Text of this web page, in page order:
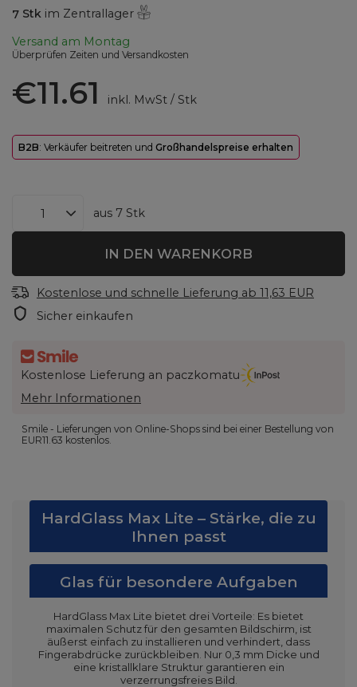
7 Stk im Zentrallager
Versand am Montag
Überprüfen Zeiten und Versandkosten
€11.61 inkl. MwSt/ Stk
B2B: Verkäufer beitreten und Großhandelspreise erhalten
aus 7 Stk
IN DEN WARENKORB
Kostenlose und schnelle Lieferung ab 11,63 EUR
Sicher einkaufen
Kostenlose Lieferung an paczkomatu
Mehr Informationen
Smile - Lieferungen von Online-Shops sind bei einer Bestellung von
EUR11.63 kostenlos.
HardGlass Max Lite – Stärke, die zu
Ihnen passt
Glas für besondere Aufgaben
HardGlass Max Lite bietet drei Vorteile: Es bietet
maximalen Schutz für den gesamten Bildschirm, ist
äußerst einfach zu installieren und verhindert, dass
Fingerabdrücke zurückbleiben. Nur 0,3 mm Dicke und
eine kristallklare Struktur garantieren ein
verzerrungsfreies Bild.